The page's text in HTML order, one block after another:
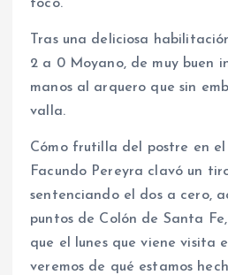
tocó.
Tras una deliciosa
2 a 0 Moyano, de muy buen
manos al arquero que sin
valla.
Cómo frutilla del postre en
Facundo Pereyra clavó un
sentenciando el dos a cero,
puntos de Colón de Santa
que el lunes que viene visita
veremos de qué estamos